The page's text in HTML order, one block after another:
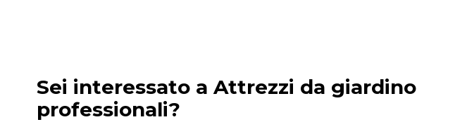
Sei interessato a Attrezzi da giardino
professionali?